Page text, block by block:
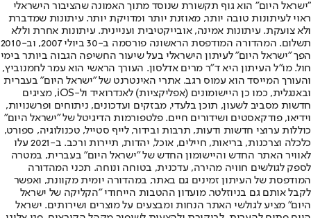
"ישראל היום" הוא גוף תקשורת שנוסד מתוך האמונה שהציבור הישראלי
ראוי לעיתונות טובה יותר, מאוזנת יותר ומדויקת יותר. עיתונות שמדברת
ולא צועקת. עיתונות אמינה, אובייקטיבית ועניינית. עיתונות אחרת וללא
תשלום. המהדורה המודפסת הראשונה פורסמה ב-30 ביולי 2007, וב-2010
הפך "ישראל היום" לעיתון הישראלי בעל שיעור החשיפה הגבוה ביותר בימי
חול. מו"ל העיתון היא ד"ר מרים אדלסון. העורך הראשי הוא עמר לחמנוביץ,
והעורך המייסד הוא עמוס רגב. אתרי האינטרנט של "ישראל היום" בעברית
ובאנגלית, כמו כן היישומונים (אפליקציות) לאנדרואיד ול-iOS, מציגים
חדשות מסביב לשעון, תוכן בלעדי, מבזקים ועדכונים, ניתוחים ופרשנויות,
וידיאו, פודקאסטים ושידורים חיים. פלטפורמות הדיגיטל של "ישראל היום"
כוללות ערוצי חדשות ודעות, תרבות ובידור, לייף סטייל, טכנולוגיה, ספורט,
כלכלה וצרכנות, בריאות, חיילים, אוכל, יהדות, תיירות ורכב. ב-2021 עלו
לאוויר האתר החדש והיישומון החדש של "ישראל היום" בעברית, במטרה
לספק לגולשים חוויה מהירה, עדכנית, בטוחה ונוחה. תכני המהדורה
המודפסת של העיתון זמינים גם באתר, במהדורה יומית מקוונת, ואפשר
לקבל אותם גם בניוזלטר. מועדון ההטבות הייחודי "הקליקה של ישראל
היום" מציע לגולשי האתר הנחות ומבצעים על מוצרים ושירותים. ישראל